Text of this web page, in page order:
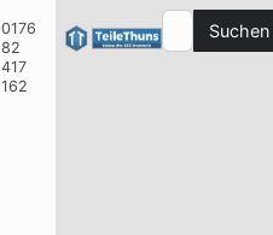
0176
82
417
162
Suchen